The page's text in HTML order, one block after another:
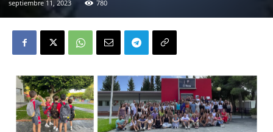
septiembre 11, 2023 780